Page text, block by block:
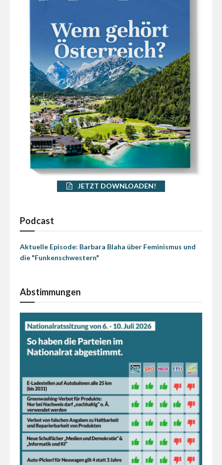
JETZT DOWNLOADEN!
Podcast
Aktuelle Episode: Barbara Blaha über Feminismus und
die "Funkenschwestern"
Abstimmungen